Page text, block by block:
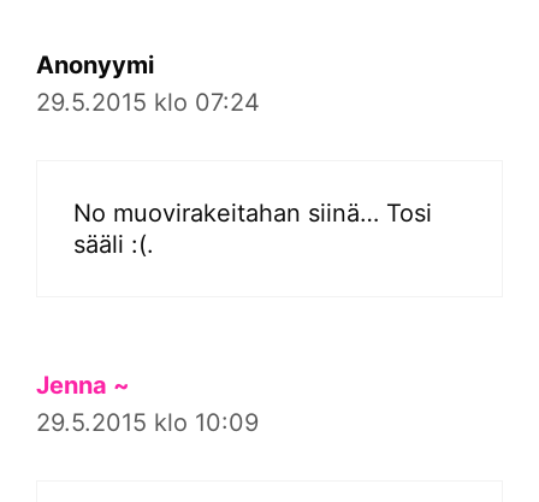
Anonyymi
29.5.2015 klo 07:24
No muovirakeitahan siinä… Tosi
sääli :(.
Jenna ~
29.5.2015 klo 10:09